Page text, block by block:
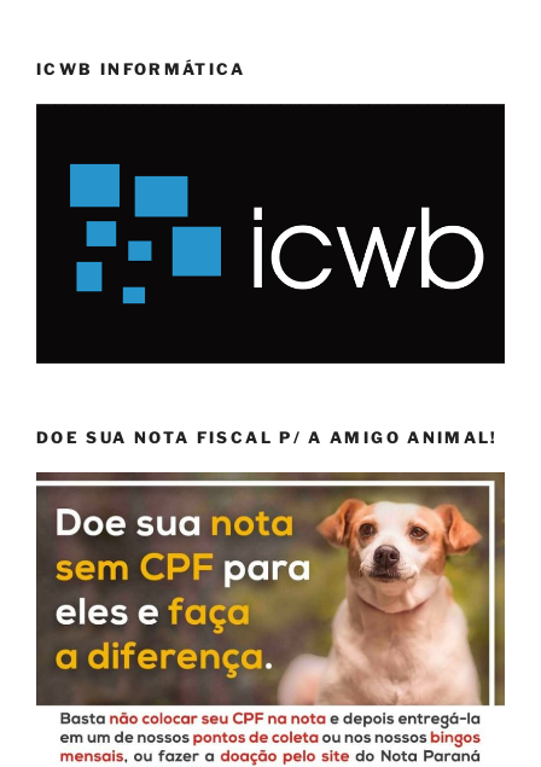
ICWB INFORMÁTICA
DOE SUA NOTA FISCAL P/ A AMIGO ANIMAL!